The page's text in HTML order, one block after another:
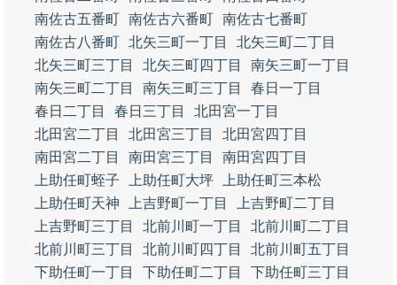
南佐古五番町 南佐古六番町 南佐古七番町
南佐古八番町 北矢三町一丁目
北矢三町二丁目
北矢三町三丁目
北矢三町四丁目
南矢三町一丁目
南矢三町二丁目
南矢三町三丁目
春日一丁目
春日二丁目
春日三丁目
北田宮一丁目
北田宮二丁目
北田宮三丁目
北田宮四丁目
南田宮二丁目
南田宮三丁目
南田宮四丁目
上助任町蛭子
上助任町大坪
上助任町三本松
上助任町天神
上吉野町一丁目
上吉野町二丁目
上吉野町三丁目
北前川町一丁目
北前川町二丁目
北前川町三丁目
北前川町四丁目
北前川町五丁目
下助任町一丁目
下助任町二丁目
下助任町三丁目